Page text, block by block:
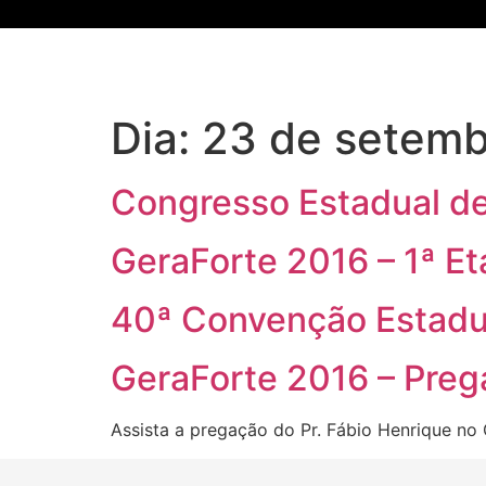
Dia: 23 de
Congresso Estadual
GeraForte 2016 – 1ª
40ª Convenção
GeraForte 2016 –
Assista a pregação do Pr. Fábio Henrique no